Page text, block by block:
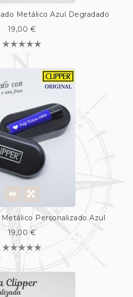
Metálico Azul Degradado
19,00 €
Personalizado Azul
19,00 €